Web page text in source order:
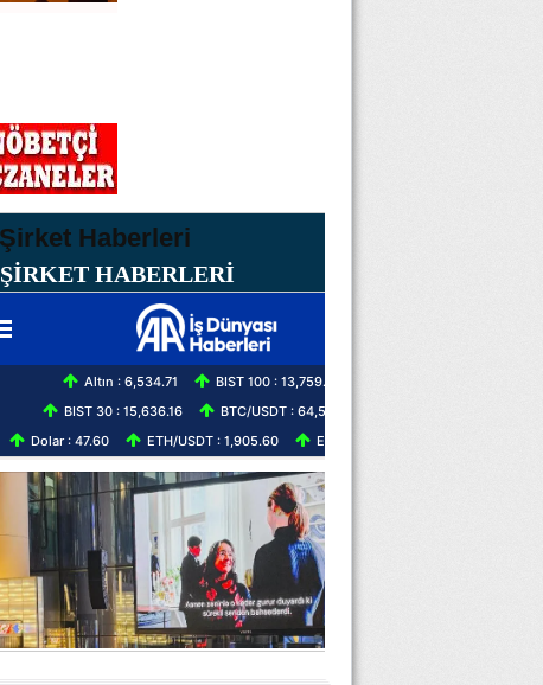
ŞİRKET HABERLERİ